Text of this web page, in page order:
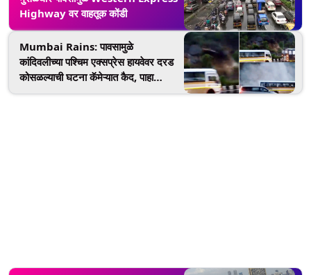
Highway वर वाहतूक कोंडी
Mumbai Rains: पावसामुळे
कांदिवलीच्या पश्चिम एक्सप्रेस हायवेवर दरड
कोसळल्याची घटना कॅमेऱ्यात कैद, पाहा
Video